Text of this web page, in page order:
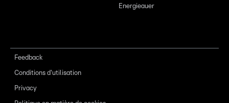
Energieauer
Feedback
Conditions d'utilisation
Privacy